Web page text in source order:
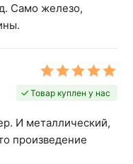
Само железо,
Товар куплен у нас
И металлический,
произведение